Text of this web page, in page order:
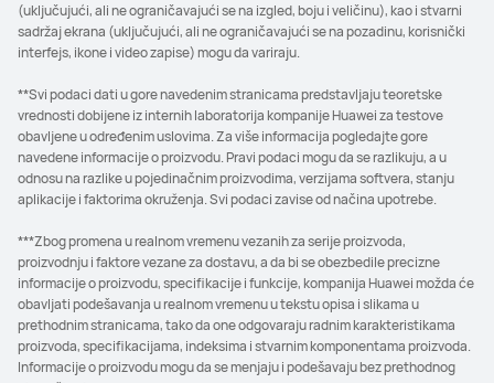
(uključujući, ali ne ograničavajući se na izgled, boju i veličinu), kao i stvarni
sadržaj ekrana (uključujući, ali ne ograničavajući se na pozadinu, korisnički
interfejs, ikone i video zapise) mogu da variraju.
**Svi podaci dati u gore navedenim stranicama predstavljaju teoretske
vrednosti dobijene iz internih laboratorija kompanije Huawei za testove
obavljene u određenim uslovima. Za više informacija pogledajte gore
navedene informacije o proizvodu. Pravi podaci mogu da se razlikuju, a u
odnosu na razlike u pojedinačnim proizvodima, verzijama softvera, stanju
aplikacije i faktorima okruženja. Svi podaci zavise od načina upotrebe.
***Zbog promena u realnom vremenu vezanih za serije proizvoda,
proizvodnju i faktore vezane za dostavu, a da bi se obezbedile precizne
informacije o proizvodu, specifikacije i funkcije, kompanija Huawei možda će
obavljati podešavanja u realnom vremenu u tekstu opisa i slikama u
prethodnim stranicama, tako da one odgovaraju radnim karakteristikama
proizvoda, specifikacijama, indeksima i stvarnim komponentama proizvoda.
Informacije o proizvodu mogu da se menjaju i podešavaju bez prethodnog